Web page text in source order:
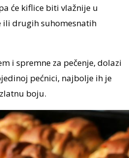
će kiflice biti vlažnije u
ili drugih suhomesnatih
i spremne za pečenje, dolazi
pećnici, najbolje ih je
boju.